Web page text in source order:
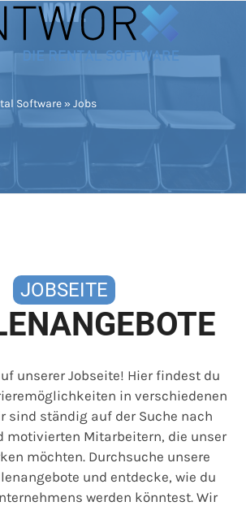
Software»Jobs
JOBSEITE
unserer Jobseite! Hier findest du
in verschiedenen
sind ständig auf der Suche nach
motivierten Mitarbeitern, die unser
möchten. Durchsuche unsere
und entdecke, wie du
werden könntest. Wir